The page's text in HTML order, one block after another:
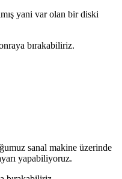
yani var olan bir diski
bırakabiliriz.
sanal makine üzerinde
yapabiliyoruz.